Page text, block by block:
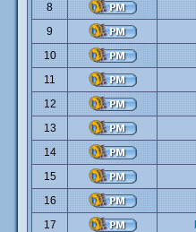
8
9
10
11
12
13
14
15
16
17